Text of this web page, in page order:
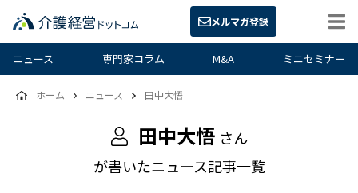
メルマガ登録
ニュース 専門家コラム M&A ミニセミナー
田中大悟 さん
が書いたニュース記事一覧
ホーム ニュース 田中大悟